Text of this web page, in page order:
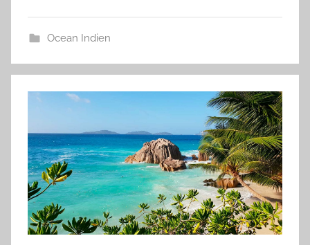
Ocean Indien